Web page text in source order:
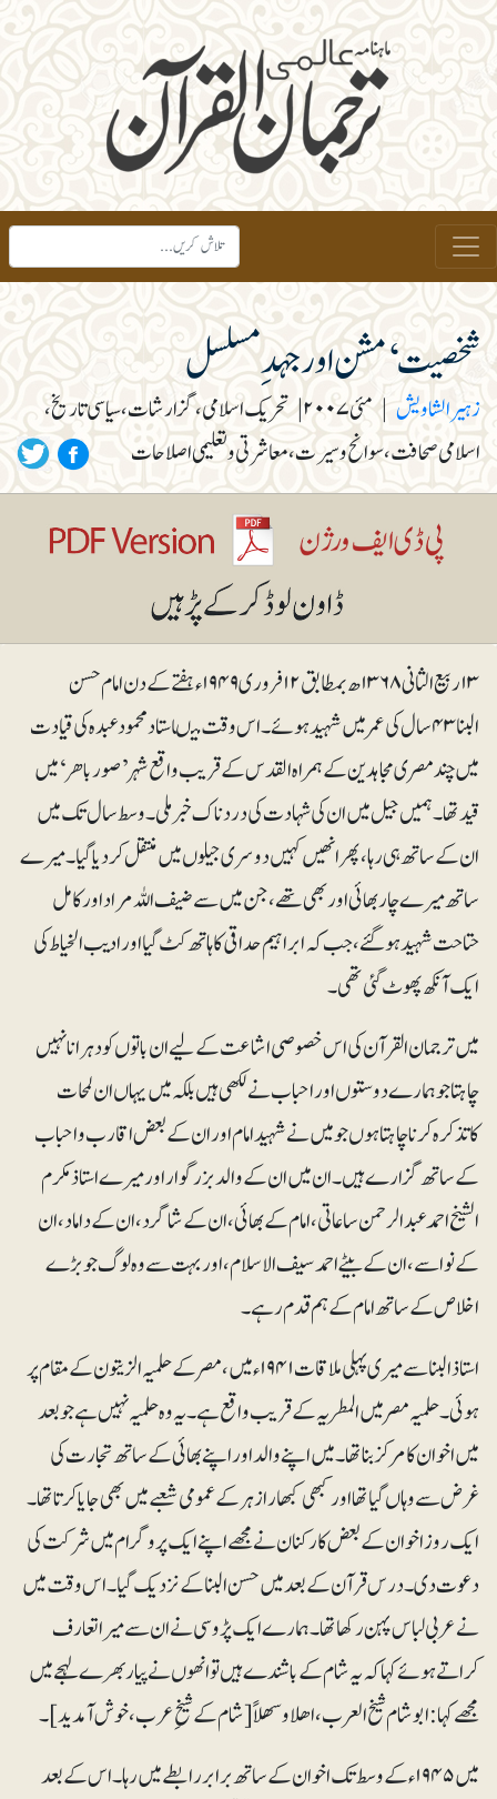
شخصیت‘ مشن اور جہد ِمسلسل
زہیرالشاویش | مئی۲۰۰۷ | تحریک اسلامی، گزارشات، سیاسی تاریخ،
اسلامی صحافت، سوانح و سیرت، معاشرتی و تعلیمی اصلاحات
۱۳ربیع الثانی ۱۳۶۸ھ بمطابق ۱۲فروری ۱۹۴۹ء ہفتے کے دن امام حسن
البنا ۴۳سال کی عمر میں شہید ہوئے۔ اس وقت میںاستاد محمود عبدہ کی قیادت
میں چند مصری مجاہدین کے ہمراہ القدس کے قریب واقع شہر ’صورباھر‘ میں
قید تھا۔ ہمیں جیل میں ان کی شہادت کی دردناک خبر ملی۔ وسط سال تک میں
ان کے ساتھ ہی رہا، پھر انھیں کہیں دوسری جیلوں میں منتقل کردیا گیا۔ میرے
ساتھ میرے چار بھائی اور بھی تھے، جن میں سے ضیف اللہ مراد اور کامل
حتاحت شہید ہوگئے، جب کہ ابراہیم حداقی کا ہاتھ کٹ گیا اور ادیب الخیاط کی
ایک آنکھ پھوٹ گئی تھی۔
میں ترجمان القرآن کی اس خصوصی اشاعت کے لیے ان باتوں کو دہرانا نہیں
چاہتا جو ہمارے دوستوں اور احباب نے لکھی ہیں بلکہ میں یہاں ان لمحات
کاتذکرہ کرنا چاہتا ہوں جو میں نے شہید امام اور ان کے بعض اقارب و احباب
کے ساتھ گزارے ہیں۔ ان میں ان کے والد بزرگوار اور میرے استاذ مکرم
الشیخ احمد عبدالرحمن ساعاتی ، امام کے بھائی ، ان کے شاگرد ، ان کے داماد ،ان
کے نواسے ،ان کے بیٹے احمد سیف الاسلام، اور بہت سے وہ لوگ جو بڑے
اخلاص کے ساتھ امام کے ہم قدم رہے۔
استاذ البنا سے میری پہلی ملاقات ۱۹۴۱ء میں، مصر کے حلمیہ الزیتون کے مقام پر
ہوئی۔ حلمیہ مصر میں المطریہ کے قریب واقع ہے۔ یہ وہ حلمیہ نہیں ہے جو بعد
میں اخوان کا مرکز بناتھا۔ میں اپنے والد اور اپنے بھائی کے ساتھ تجارت کی
غرض سے وہاں گیاتھا اور کبھی کبھار ازہر کے عمومی شعبے میں بھی جایا کرتاتھا۔
ایک روز اخوان کے بعض کارکنان نے مجھے اپنے ایک پروگرام میں شرکت کی
دعوت دی۔ درس قرآن کے بعد میں حسن البنا کے نزدیک گیا۔ اس وقت میں
نے عربی لباس پہن رکھا تھا۔ ہمارے ایک پڑوسی نے ان سے میرا تعارف
کراتے ہوئے کہا کہ یہ شام کے باشندے ہیں تو انھوں نے پیار بھرے لہجے میں
مجھے کہا: ابوشام شیخ العرب ، اھلاو سھلاً [شام کے شیخِ عرب ،خوش آمدید]۔
میں۱۹۴۵ء کے وسط تک اخوان کے ساتھ برابر رابطے میں رہا۔ اس کے بعد